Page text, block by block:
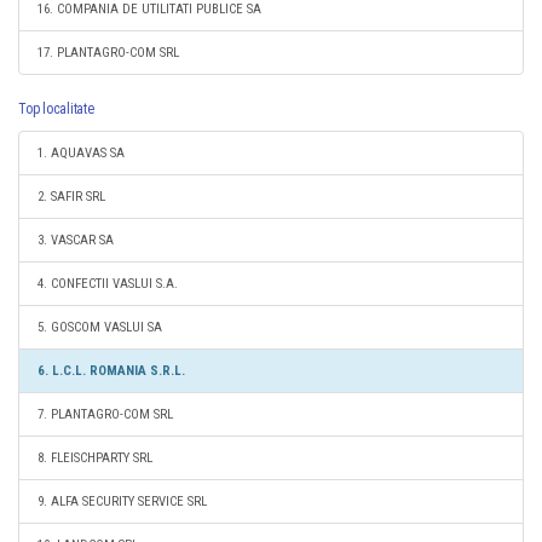
16. COMPANIA DE UTILITATI PUBLICE SA
17. PLANTAGRO-COM SRL
Top localitate
1. AQUAVAS SA
2. SAFIR SRL
3. VASCAR SA
4. CONFECTII VASLUI S.A.
5. GOSCOM VASLUI SA
6. L.C.L. ROMANIA S.R.L.
7. PLANTAGRO-COM SRL
8. FLEISCHPARTY SRL
9. ALFA SECURITY SERVICE SRL